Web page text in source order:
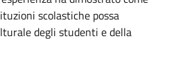
scolastiche possa
degli studenti e della